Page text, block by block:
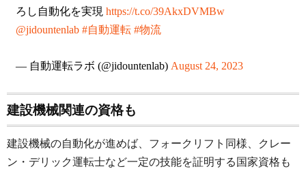
ろし自動化を実現 https://t.co/39AkxDVMBw
@jidountenlab #自動運転 #物流
— 自動運転ラボ (@jidountenlab) August 24, 2023
建設機械関連の資格も
建設機械の自動化が進めば、フォークリフト同様、クレー
ン・デリック運転士など一定の技能を証明する国家資格も